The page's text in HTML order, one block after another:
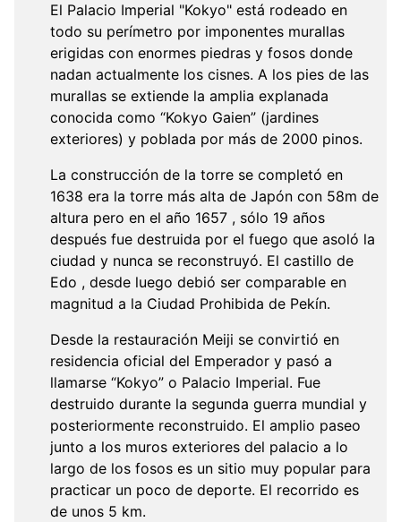
El Palacio Imperial "Kokyo" está rodeado en
todo su perímetro por imponentes murallas
erigidas con enormes piedras y fosos donde
nadan actualmente los cisnes. A los pies de las
murallas se extiende la amplia explanada
conocida como “Kokyo Gaien” (jardines
exteriores) y poblada por más de 2000 pinos.
La construcción de la torre se completó en
1638 era la torre más alta de Japón con 58m de
altura pero en el año 1657 , sólo 19 años
después fue destruida por el fuego que asoló la
ciudad y nunca se reconstruyó. El castillo de
Edo , desde luego debió ser comparable en
magnitud a la Ciudad Prohibida de Pekín.
Desde la restauración Meiji se convirtió en
residencia oficial del Emperador y pasó a
llamarse “Kokyo” o Palacio Imperial. Fue
destruido durante la segunda guerra mundial y
posteriormente reconstruido. El amplio paseo
junto a los muros exteriores del palacio a lo
largo de los fosos es un sitio muy popular para
practicar un poco de deporte. El recorrido es
de unos 5 km.